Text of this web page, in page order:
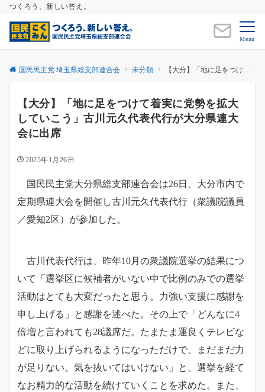
つくろう、新しい答え。
Menu
国民民主党 埼玉県総支部連合会 未分類 【大分】「地に足をつけて着実に党勢を拡大していこう」古川元久代表代行が大分県連大会に出席
【大分】「地に足をつけて着実に党勢を拡大
していこう」古川元久代表代行が大分県連大
会に出席
2025年1月26日
国民民主党大分県総支部連合会は26日、大分市内で
定期県連大会を開催し古川元久代表代行（衆議院議員
／愛知2区）が参加した。
古川代表代行は、昨年10月の衆議院選挙の結果につ
いて「選挙区に候補者がいない中で比例のみでの選挙
活動はとても大変だったと思う。力強い支援に感謝を
申し上げる」と感謝を述べた。その上で「どんなに4
倍増と言われても28議席だ。たまたま運良くテレビな
どに取り上げられるようになっただけで、まだまだ力
が足りない。気を抜いてはいけない」と、選挙を経て
なお精力的な活動を続けていくことを求めた。また、